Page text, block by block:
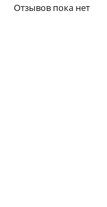
Отзывов пока нет